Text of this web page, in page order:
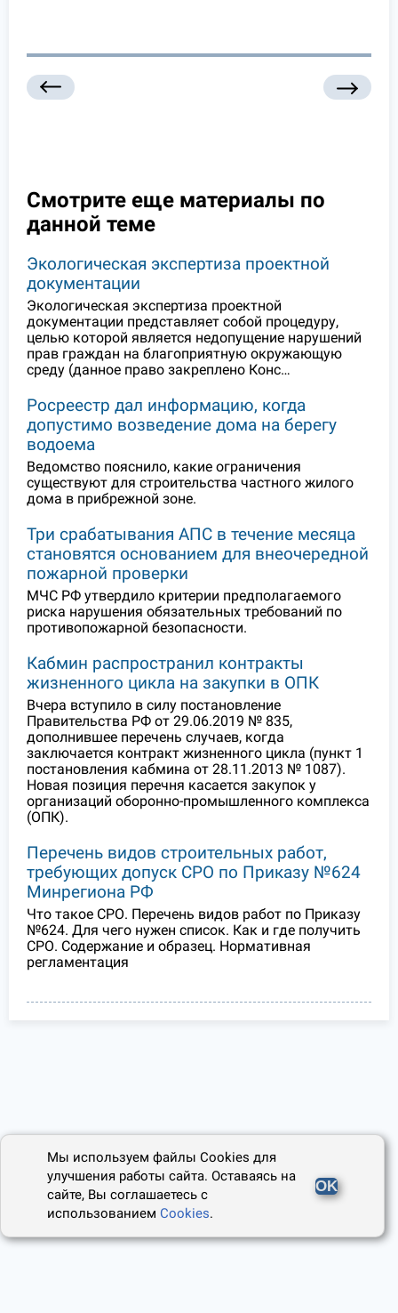
Смотрите еще материалы по
данной теме
Экологическая экспертиза проектной
документации
Экологическая экспертиза проектной
документации представляет собой процедуру,
целью которой является недопущение нарушений
прав граждан на благоприятную окружающую
среду (данное право закреплено Конс…
Росреестр дал информацию, когда
допустимо возведение дома на берегу
водоема
Ведомство пояснило, какие ограничения
существуют для строительства частного жилого
дома в прибрежной зоне.
Три срабатывания АПС в течение месяца
становятся основанием для внеочередной
пожарной проверки
МЧС РФ утвердило критерии предполагаемого
риска нарушения обязательных требований по
противопожарной безопасности.
Кабмин распространил контракты
жизненного цикла на закупки в ОПК
Вчера вступило в силу постановление
Правительства РФ от 29.06.2019 № 835,
дополнившее перечень случаев, когда
заключается контракт жизненного цикла (пункт 1
постановления кабмина от 28.11.2013 № 1087).
Новая позиция перечня касается закупок у
организаций оборонно-промышленного комплекса
(ОПК).
Перечень видов строительных работ,
требующих допуск СРО по Приказу №624
Минрегиона РФ
Что такое СРО. Перечень видов работ по Приказу
№624. Для чего нужен список. Как и где получить
СРО. Содержание и образец. Нормативная
регламентация
Мы используем файлы Cookies для
улучшения работы сайта. Оставаясь на
сайте, Вы соглашаетесь с
использованиемCookies.
OK